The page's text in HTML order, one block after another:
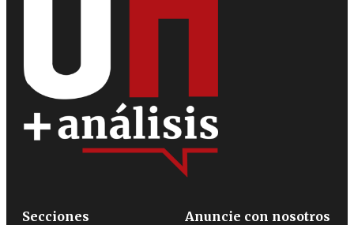
Secciones
Anuncie con nosotros